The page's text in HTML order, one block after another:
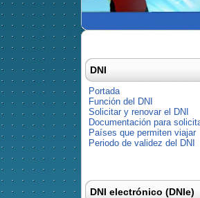
DNI
Portada
Función del DNI
Solicitar y renovar el DNI
Documentación para
Países que permiten viajar
Periodo de validez del DNI
DNI electrónico (DNIe)